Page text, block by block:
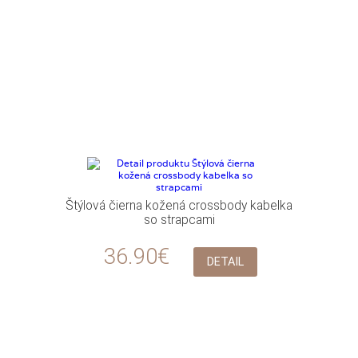
Štýlová čierna kožená crossbody kabelka
so strapcami
36.90€ DETAIL